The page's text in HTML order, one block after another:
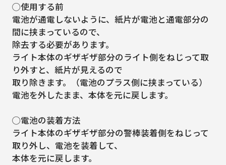
◯使用する前
電池が通電しないように、紙片が電池と通電部分の
間に挟まっているので、
除去する必要があります。
ライト本体のギザギザ部分のライト側をねじって取
り外すと、紙片が見えるので
取り除きます。（電池のプラス側に挟まっている）
電池を外したまま、本体を元に戻します。
◯電池の装着方法
ライト本体のギザギザ部分の警棒装着側をねじって
取り外し、電池を装着して、
本体を元に戻します。